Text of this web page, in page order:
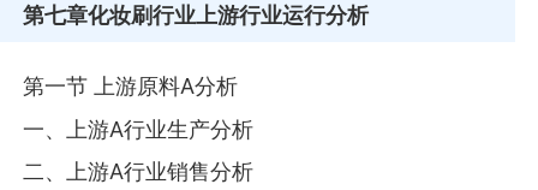
第七章化妆刷行业上游行业运行分析
第一节 上游原料A分析
一、上游A行业生产分析
二、上游A行业销售分析